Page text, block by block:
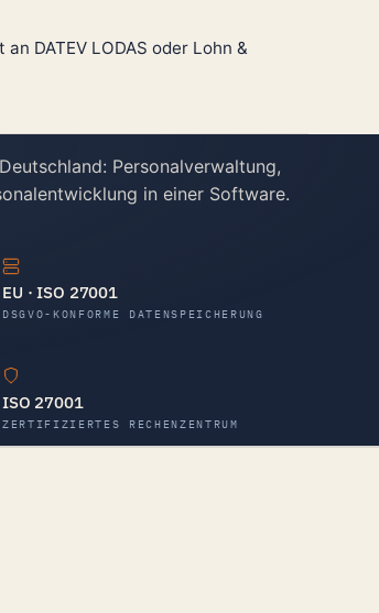
DATEV LODAS oder Lohn &
Personalverwaltung,
in einer Software.
EU · ISO 27001
DSGVO-KONFORME DATENSPEICHERUNG
ISO 27001
ZERTIFIZIERTES RECHENZENTRUM